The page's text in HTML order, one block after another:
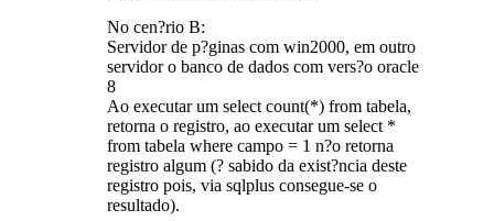
No cen?rio B:
Servidor de p?ginas com win2000, em outro
servidor o banco de dados com vers?o oracle
8
Ao executar um select count(*) from tabela,
retorna o registro, ao executar um select *
from tabela where campo = 1 n?o retorna
registro algum (? sabido da exist?ncia deste
registro pois, via sqlplus consegue-se o
resultado).